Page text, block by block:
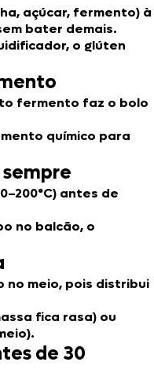
açúcar, fermento) à
bater demais.
o glúten
fermento faz o bolo
químico para
antes de
no balcão, o
no meio, pois distribui
fica rasa) ou
de 30